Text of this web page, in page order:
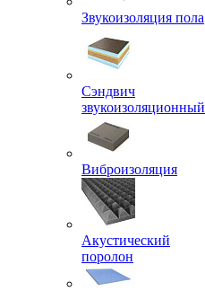
Звукоизоляция пола
Сэндвич
звукоизоляционный
Виброизоляция
Акустический
поролон